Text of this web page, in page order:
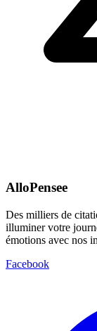
AlloPensee
Des milliers de
illuminer votre
émotions avec nos
Facebook